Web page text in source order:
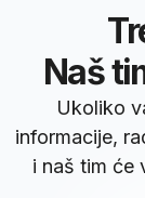
Naš
Ukoliko
informacije,
i naš tim će